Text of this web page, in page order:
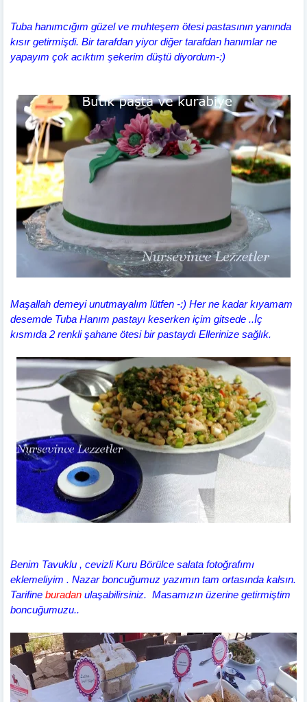
Tuba hanımcığım güzel ve muhteşem ötesi pastasının yanında
kısır getirmişdi. Bir tarafdan yiyor diğer tarafdan hanımlar ne
yapayım çok acıktım şekerim düştü diyordum-:)
Maşallah demeyi unutmayalım lütfen -:) Her ne kadar kıyamam
desemde Tuba Hanım pastayı keserken içim gitsede ..İç
kısmıda 2 renkli şahane ötesi bir pastaydı Ellerinize sağlık.
Benim Tavuklu , cevizli Kuru Börülce salata fotoğrafımı
eklemeliyim . Nazar boncuğumuz yazımın tam ortasında kalsın.
Tarifine buradan ulaşabilirsiniz. Masamızın üzerine getirmiştim
boncuğumuzu..